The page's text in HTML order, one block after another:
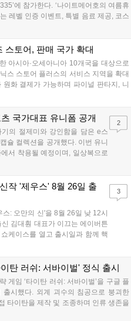
에 참가한다. ‘나이트메어호의 여름휴
레벨 인증 이벤트, 특별 음료 제공, 코스
사가 진행된다. 유명 코스어 7인이 캐릭
확인 가능하다....
스토어, 판매 국가 확대
아시아·오세아니아 10개국을 대상으로
스 스토어 플러스의 서비스 지역을 확대
화 결제가 가능하며 파이널 판타지, 니
구매할 수 있습니다. 신상품이 순차적
국가대표 유니폼 공개
의 절제미와 강인함을 담은 e스
슐 컬렉션을 공개했다. 이번 유니
서 착용될 예정이며, 일상복으로
부터 골스튜디오 공식 홈페이지
니폼을 착용할 계획이다....
2
작 '제우스' 8월 26일 출
: 오만의 신'을 8월 26일 낮 12시
김대훤 대표가 이끄는 에이버튼
케이스를 열고 출시일과 함께 핵
향을 공개했다. 캐릭터명 선점은
3
탄 러쉬: 서바이벌' 정식 출시
게임 ‘타이탄 러쉬: 서바이벌’을 구글 플
시했다. 외계 괴수의 침공으로 붕괴한
타이탄을 제작 및 조종하며 인류 생존을
, 피난처 운영, 연맹 협동 콘텐츠가 특징